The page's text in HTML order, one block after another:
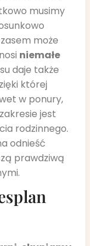
musimy
może
niemałe
daje także
której
w ponury,
jest
rodzinnego.
odnieść
prawdziwą